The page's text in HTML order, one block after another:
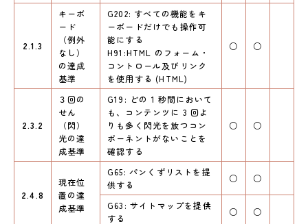
2.1.3
キーボ
ード
（例外
なし）
の達成
基準
G202: すべての機能をキ
ーボードだけでも操作可
能にする
H91:HTML のフォーム・
コントロール及びリンク
を使用する (HTML)
○ ○
2.3.2
３回の
せん
（閃）
光の達
成基準
G19: どの 1 秒間において
も、コンテンツに 3 回よ
りも多く閃光を放つコン
ポーネントがないことを
確認する
○ ○
2.4.8
現在位
置の達
成基準
G65: パンくずリストを提
供する
○ ○
G63: サイトマップを提供
する
○ ○